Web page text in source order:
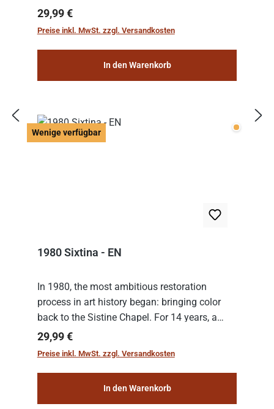
Regulärer Preis:
29,99 €
Preise inkl. MwSt. zzgl. Versandkosten
In den Warenkorb
Wenige verfügbar Wenige
1980 Sixtina - EN
In 1980, the most ambitious restoration
process in art history began: bringing color
back to the Sistine Chapel. For 14 years, a
team of experts from the Vatican undertook
the meticulous job of cleaning and
Regulärer Preis:
29,99 €
Preise inkl. MwSt. zzgl. Versandkosten
In den Warenkorb